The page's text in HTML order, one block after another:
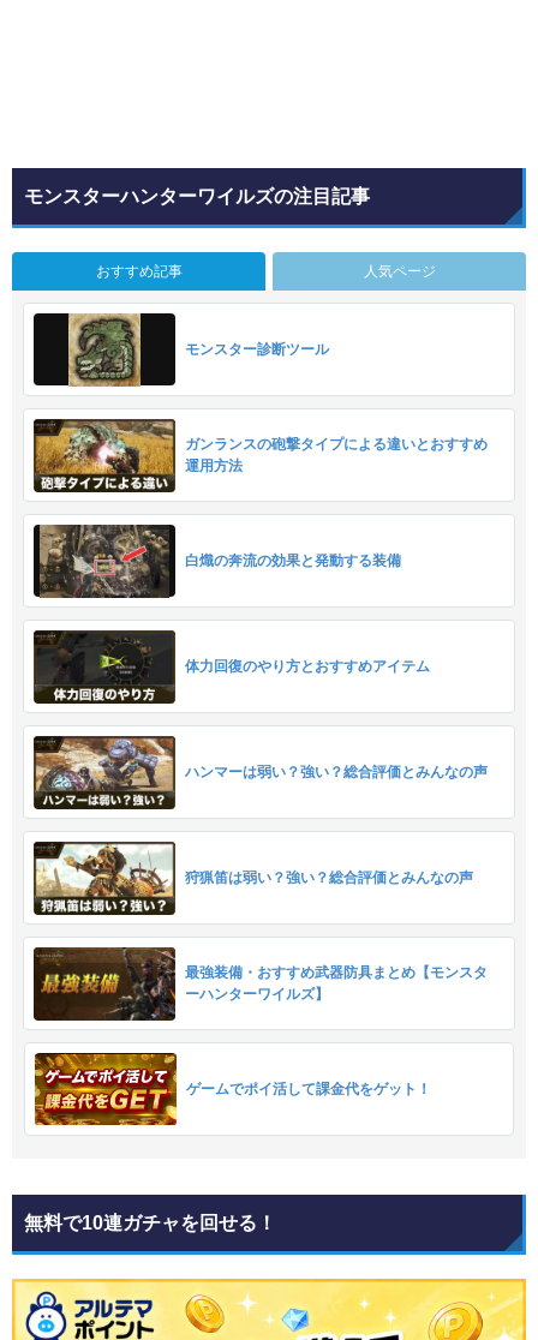
モンスターハンターワイルズの注目記事
おすすめ記事 人気ページ
モンスター診断ツール
ガンランスの砲撃タイプによる違いとおすすめ
運用方法
白熾の奔流の効果と発動する装備
体力回復のやり方とおすすめアイテム
ハンマーは弱い？強い？総合評価とみんなの声
狩猟笛は弱い？強い？総合評価とみんなの声
最強装備・おすすめ武器防具まとめ【モンスタ
ーハンターワイルズ】
ゲームでポイ活して課金代をゲット！
無料で10連ガチャを回せる！